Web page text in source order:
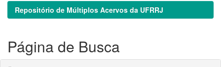
Repositório de Múltiplos Acervos da UFRRJ
Página de Busca